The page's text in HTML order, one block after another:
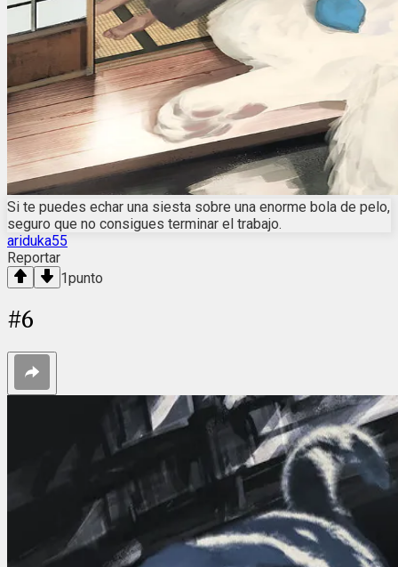
Si te puedes echar una siesta sobre una enorme bola de pelo,
seguro que no consigues terminar el trabajo.
ariduka55
Reportar
1punto
#6